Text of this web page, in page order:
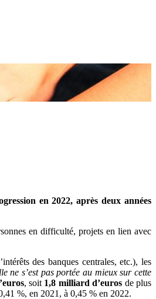
en 2022, après deux années
en difficulté, projets en lien avec
des banques centrales, etc.), les
ne s’est pas portée au mieux sur cette
, soit1,8 milliard d’euros de plus
%, en 2021, à 0,45 % en 2022.